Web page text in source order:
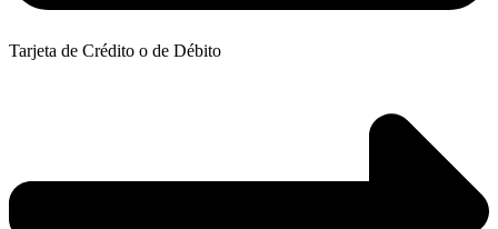
Tarjeta de Crédito o de Débito